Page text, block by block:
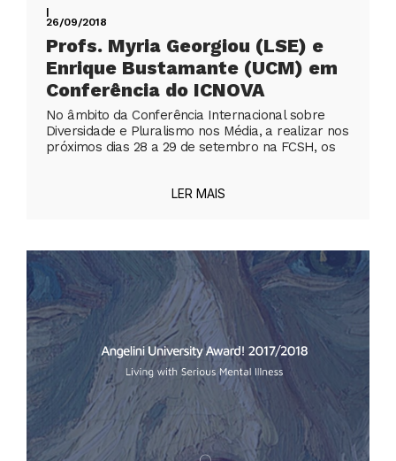
|
26/09/2018
Profs. Myria Georgiou (LSE) e
Enrique Bustamante (UCM) em
Conferência do ICNOVA
No âmbito da Conferência Internacional sobre
Diversidade e Pluralismo nos Média, a realizar nos
próximos dias 28 a 29 de setembro na FCSH, os
LER MAIS